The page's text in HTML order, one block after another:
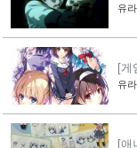
장
유
[게
유
[애